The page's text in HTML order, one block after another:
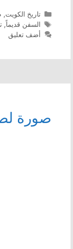
التصنيفات
تاريخ الكويت,
الوسوم
السفن قديماً,
أضف تعليق
صورة